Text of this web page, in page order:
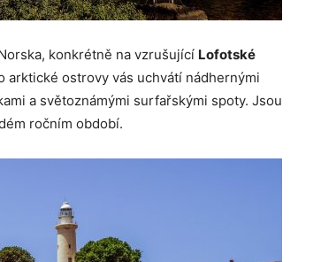
konkrétně na vzrušující Lofotské
arktické ostrovy vás uchvátí nádhernými
a světoznámými surfařskými spoty. Jsou
ročním období.